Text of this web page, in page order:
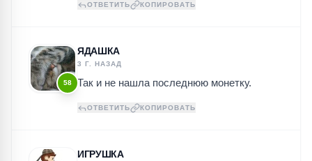
ОТВЕТИТЬ КОПИРОВАТЬ
58
ЯДАШКА
3 Г. НАЗАД
Так и не нашла последнюю монетку.
ОТВЕТИТЬ КОПИРОВАТЬ
ИГРУШКА